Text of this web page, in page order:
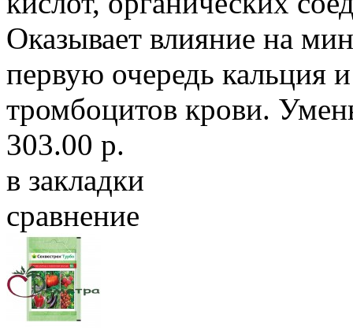
Оказывает влияние на
первую очередь кальция
тромбоцитов крови.
303.00 р.
в закладки
сравнение